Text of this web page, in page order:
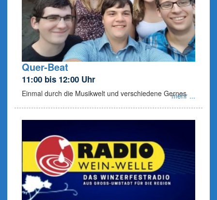
Quer-Beat
11:00 bis 12:00 Uhr
Einmal durch die Musikwelt und verschiedene Gernes
mehr ...